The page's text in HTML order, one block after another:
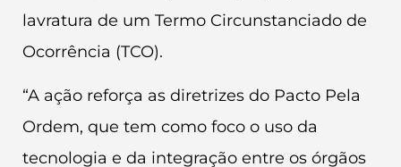
lavratura de um Termo Circunstanciado de
Ocorrência (TCO).
“A ação reforça as diretrizes do Pacto Pela
Ordem, que tem como foco o uso da
tecnologia e da integração entre os órgãos